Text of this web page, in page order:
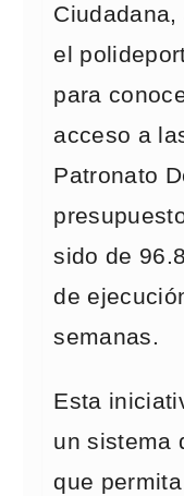
el
para
acceso a
Patronato
sido de
de
semanas.
Esta
un sistema
que